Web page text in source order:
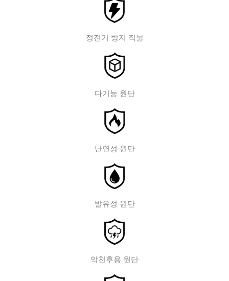
정전기 방지 직물
다기능 원단
난연성 원단
발유성 원단
악천후용 원단